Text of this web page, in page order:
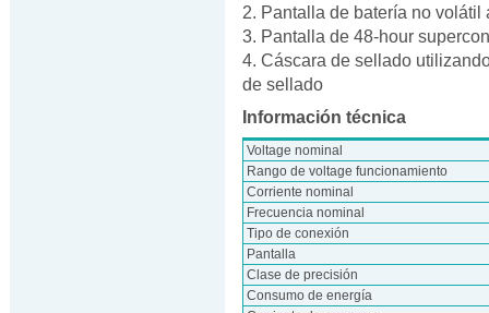
2. Pantalla de batería no volátil
3. Pantalla de 48-hour
4. Cáscara de sellado
de sellado
Información técnica
Voltage nominal
Rango de voltage funcionamiento
Corriente nominal
Frecuencia nominal
Tipo de conexión
Pantalla
Clase de precisión
Consumo de energía